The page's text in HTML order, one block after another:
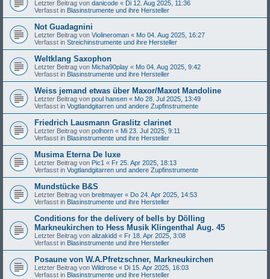
Letzter Beitrag von danicode « Di 12. Aug 2025, 11:36
Verfasst in Blasinstrumente und ihre Hersteller
Not Guadagnini
Letzter Beitrag von Violineroman « Mo 04. Aug 2025, 16:27
Verfasst in Streichinstrumente und ihre Hersteller
Weltklang Saxophon
Letzter Beitrag von Micha90play « Mo 04. Aug 2025, 9:42
Verfasst in Blasinstrumente und ihre Hersteller
Weiss jemand etwas über Maxor/Maxot Mandoline
Letzter Beitrag von poul hansen « Mo 28. Jul 2025, 13:49
Verfasst in Vogtlandgitarren und andere Zupfinstrumente
Friedrich Lausmann Graslitz clarinet
Letzter Beitrag von polhorn « Mi 23. Jul 2025, 9:11
Verfasst in Blasinstrumente und ihre Hersteller
Musima Eterna De luxe
Letzter Beitrag von Pic1 « Fr 25. Apr 2025, 18:13
Verfasst in Vogtlandgitarren und andere Zupfinstrumente
Mundstücke B&S
Letzter Beitrag von breitmayer « Do 24. Apr 2025, 14:53
Verfasst in Blasinstrumente und ihre Hersteller
Conditions for the delivery of bells by Dölling
Markneukirchen to Hess Musik Klingenthal Aug. 45
Letzter Beitrag von alizakidd « Fr 18. Apr 2025, 3:08
Verfasst in Blasinstrumente und ihre Hersteller
Posaune von W.A.Pfretzschner, Markneukirchen
Letzter Beitrag von Wildrose « Di 15. Apr 2025, 16:03
Verfasst in Blasinstrumente und ihre Hersteller